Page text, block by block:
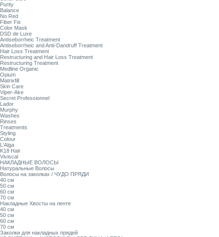
Purity
Balance
No Red
Fiber Fix
Color Mask
DSD de Luxe
Antiseborrheic Treatment
Antiseborrheic and Anti-Dandruff Treatment
Hair Loss Treatment
Restructuring and Hair Loss Treatment
Restructuring Treatment
Medline Organic
Opium
Matrixfill
Skin Care
Viper-Ake
Secret Professionnel
Lador
Murphy
Washes
Rinses
Treatments
Styling
Colour
L'Alga
K18 Hair
Viviscal
НАКЛАДНЫЕ ВОЛОСЫ
Натуральные Волосы
Волосы на заколках / ЧУДО ПРЯДИ
40 см
50 см
60 см
70 см
Накладные Хвосты на ленте
40 см
50 см
60 см
70 см
Заколки для накладных прядей